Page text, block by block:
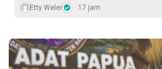
Etty Weler 17 jam